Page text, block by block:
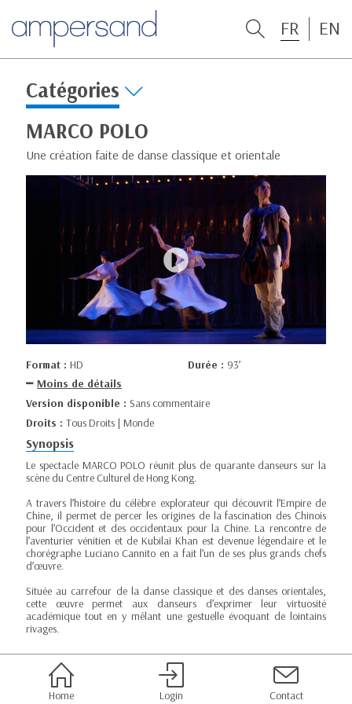
FR EN
Catégories
MARCO POLO
Une création faite de danse classique et orientale
Format : HD Durée : 93’
Moins de détails
Version disponible : Sans commentaire
Droits : Tous Droits | Monde
Synopsis
Le spectacle MARCO POLO réunit plus de quarante danseurs sur la
scène du Centre Culturel de Hong Kong.
A travers l’histoire du célèbre explorateur qui découvrit l’Empire de
Chine, il permet de percer les origines de la fascination des Chinois
pour l’Occident et des occidentaux pour la Chine. La rencontre de
l’aventurier vénitien et de Kubilaï Khan est devenue légendaire et le
chorégraphe Luciano Cannito en a fait l’un de ses plus grands chefs
d’œuvre.
Située au carrefour de la danse classique et des danses orientales,
cette œuvre permet aux danseurs d’exprimer leur virtuosité
académique tout en y mêlant une gestuelle évoquant de lointains
rivages.
Home Login Contact